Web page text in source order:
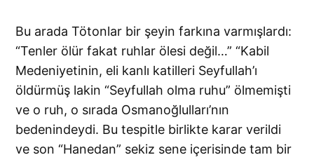
Bu arada Tötonlar bir şeyin farkına varmışlardı:
“Tenler ölür fakat ruhlar ölesi değil…” “Kabil
Medeniyetinin, eli kanlı katilleri Seyfullah’ı
öldürmüş lakin “Seyfullah olma ruhu” ölmemişti
ve o ruh, o sırada Osmanoğlulları’nın
bedenindeydi. Bu tespitle birlikte karar verildi
ve son “Hanedan” sekiz sene içerisinde tam bir